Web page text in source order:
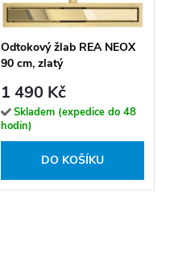
Odtokový žlab REA NEOX
90 cm, zlatý
1 490 Kč
Skladem (expedice do 48
hodin)
DO KOŠÍKU